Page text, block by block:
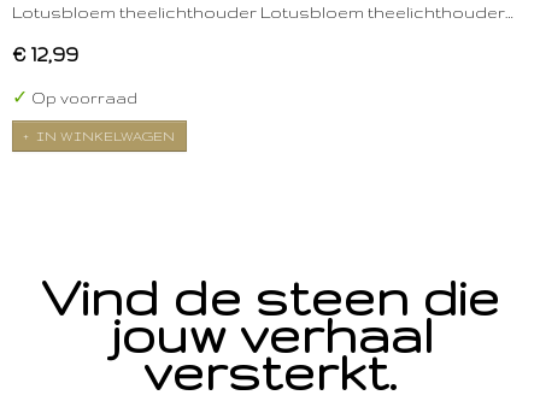
Lotusbloem theelichthouder Lotusbloem theelichthouder…
€ 12,99
✓ Op voorraad
IN WINKELWAGEN
Vind de steen die
jouw verhaal
versterkt.